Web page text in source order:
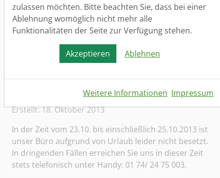
E-Mail: info@sav-p.de
Fax: (0 34 64) 54 35 53
Urlaub vom 23.10. bis
einschließlich 25.10.2013
Alexanders Webdesign
Erstellt: 18. Oktober 2013
In der Zeit vom 23.10. bis einschließlich 25.10.2013 ist
unser Büro aufgrund von Urlaub leider nicht besetzt.
In dringenden Fällen erreichen Sie uns in dieser Zeit
stets telefonisch unter Handy: 01 74/ 24 75 003.
zulassen möchten. Bitte beachten Sie, dass bei einer
Ablehnung womöglich nicht mehr alle
Funktionalitäten der Seite zur Verfügung stehen.
Akzeptieren Ablehnen
Weitere Informationen Impressum